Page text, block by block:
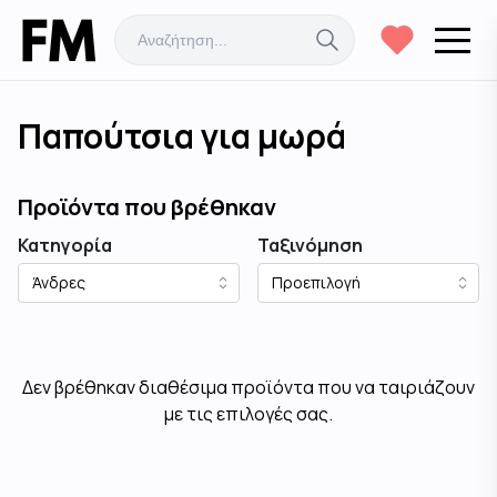
Παπούτσια για μωρά
Προϊόντα που βρέθηκαν
Κατηγορία Ταξινόμηση
Δεν βρέθηκαν διαθέσιμα προϊόντα που να ταιριάζουν
με τις επιλογές σας.